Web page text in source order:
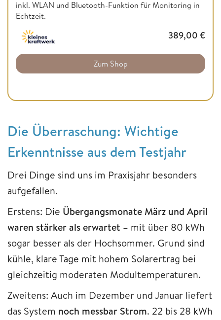
inkl. WLAN und Bluetooth-Funktion für Monitoring in
Echtzeit.
389,00 €
Zum Shop
Die Überraschung: Wichtige
Erkenntnisse aus dem Testjahr
Drei Dinge sind uns im Praxisjahr besonders
aufgefallen.
Erstens: Die Übergangsmonate März und April
waren stärker als erwartet – mit über 80 kWh
sogar besser als der Hochsommer. Grund sind
kühle, klare Tage mit hohem Solarertrag bei
gleichzeitig moderaten Modultemperaturen.
Zweitens: Auch im Dezember und Januar liefert
das System noch messbar Strom. 22 bis 28 kWh